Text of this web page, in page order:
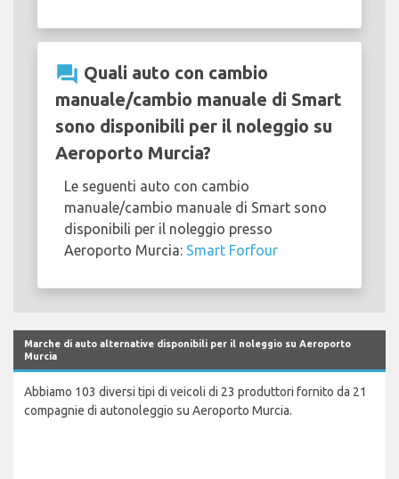
question_answer Quali auto con cambio
manuale/cambio manuale di Smart
sono disponibili per il noleggio su
Aeroporto Murcia?
Le seguenti auto con cambio
manuale/cambio manuale di Smart sono
disponibili per il noleggio presso
Aeroporto Murcia: Smart Forfour
Marche di auto alternative disponibili per il noleggio su Aeroporto
Murcia
Abbiamo 103 diversi tipi di veicoli di 23 produttori fornito da 21
compagnie di autonoleggio su Aeroporto Murcia.